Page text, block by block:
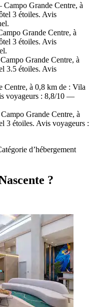
Grande Centre, à
3 étoiles. Avis
Grande Centre, à
3 étoiles. Avis
Grande Centre, à
3.5 étoiles. Avis
à 0,8 km de : Vila
voyageurs : 8,8/10 —
Grande Centre, à
3 étoiles. Avis voyageurs :
d’hébergement
?